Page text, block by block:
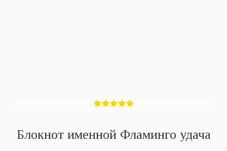
Блокнот именной Фламинго удача